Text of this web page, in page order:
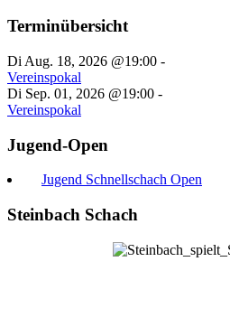
Terminübersicht
Di Aug. 18, 2026 @19:00 -
Vereinspokal
Di Sep. 01, 2026 @19:00 -
Vereinspokal
Jugend-Open
Jugend Schnellschach Open
Steinbach Schach